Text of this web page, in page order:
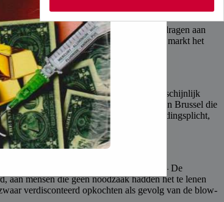
voortdurende geldontwaarding zal bijdragen aan
meer verkrijgbaar zijn, totdat de fysieke markt het
Ook, wat begon met Brexit, zal zich waarschijnlijk
veel Europeanen moe van de elite club in Brussel die
elite, zonder enige verantwoordingsplicht,
kapitaal, afkomstig vanuit dezelfde bron. – De
mensen die geen noodzaak hadden het te lenen
verdisconteerd opkochten als gevolg van de blow-